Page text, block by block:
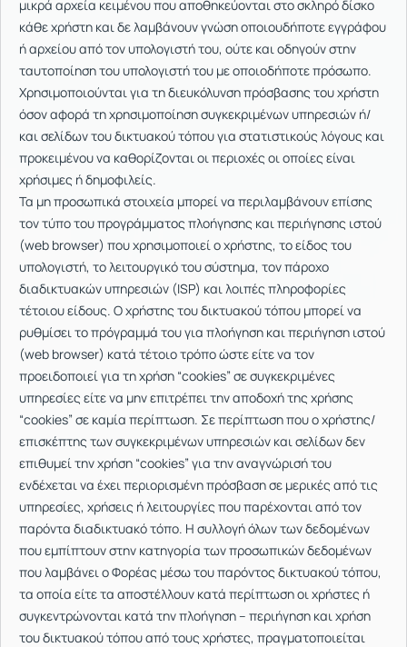
μικρά αρχεία κειμένου που αποθηκεύονται στο σκληρό δίσκο
κάθε χρήστη και δε λαμβάνουν γνώση οποιουδήποτε εγγράφου
ή αρχείου από τον υπολογιστή του, ούτε και οδηγούν στην
ταυτοποίηση του υπολογιστή του με οποιοδήποτε πρόσωπο.
Χρησιμοποιούνται για τη διευκόλυνση πρόσβασης του χρήστη
όσον αφορά τη χρησιμοποίηση συγκεκριμένων υπηρεσιών ή/
και σελίδων του δικτυακού τόπου για στατιστικούς λόγους και
προκειμένου να καθορίζονται οι περιοχές οι οποίες είναι
χρήσιμες ή δημοφιλείς.
Τα μη προσωπικά στοιχεία μπορεί να περιλαμβάνουν επίσης
τον τύπο του προγράμματος πλοήγησης και περιήγησης ιστού
(web browser) που χρησιμοποιεί ο χρήστης, το είδος του
υπολογιστή, το λειτουργικό του σύστημα, τον πάροχο
διαδικτυακών υπηρεσιών (ISP) και λοιπές πληροφορίες
τέτοιου είδους. Ο χρήστης του δικτυακού τόπου μπορεί να
ρυθμίσει το πρόγραμμά του για πλοήγηση και περιήγηση ιστού
(web browser) κατά τέτοιο τρόπο ώστε είτε να τον
προειδοποιεί για τη χρήση “cookies” σε συγκεκριμένες
υπηρεσίες είτε να μην επιτρέπει την αποδοχή της χρήσης
“cookies” σε καμία περίπτωση. Σε περίπτωση που ο χρήστης/
επισκέπτης των συγκεκριμένων υπηρεσιών και σελίδων δεν
επιθυμεί την χρήση “cookies” για την αναγνώρισή του
ενδέχεται να έχει περιορισμένη πρόσβαση σε μερικές από τις
υπηρεσίες, χρήσεις ή λειτουργίες που παρέχονται από τον
παρόντα διαδικτυακό τόπο. Η συλλογή όλων των δεδομένων
που εμπίπτουν στην κατηγορία των προσωπικών δεδομένων
που λαμβάνει ο Φορέας μέσω του παρόντος δικτυακού τόπου,
τα οποία είτε τα αποστέλλουν κατά περίπτωση οι χρήστες ή
συγκεντρώνονται κατά την πλοήγηση – περιήγηση και χρήση
του δικτυακού τόπου από τους χρήστες, πραγματοποιείται